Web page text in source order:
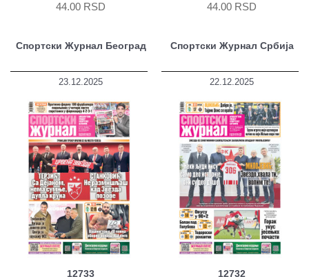
44.00 RSD 44.00 RSD
Спортски Журнал Београд
23.12.2025
12733
Спортски Журнал Србија
22.12.2025
12732